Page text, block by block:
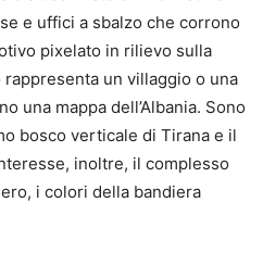
e uffici a sbalzo che corrono
pixelato in rilievo sulla
un villaggio o una
una mappa dell’Albania. Sono
bosco verticale di Tirana e il
inoltre, il complesso
i colori della bandiera